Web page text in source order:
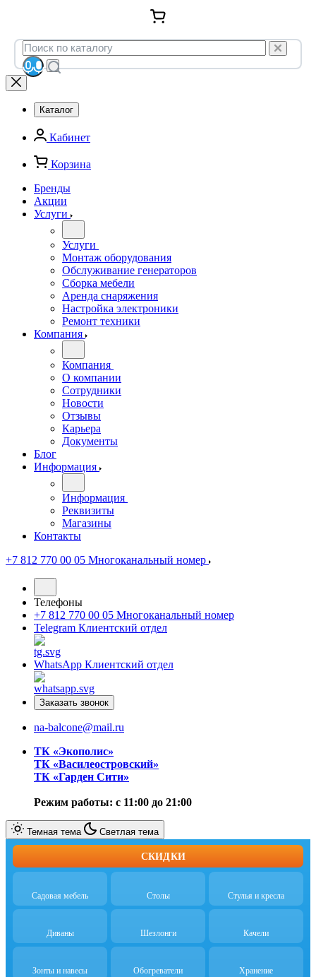
Каталог
Кабинет
Корзина
Бренды
Акции
Услуги
Услуги
Монтаж оборудования
Обслуживание генераторов
Сборка мебели
Аренда снаряжения
Настройка электроники
Ремонт техники
Компания
Компания
О компании
Сотрудники
Новости
Отзывы
Карьера
Документы
Блог
Информация
Информация
Реквизиты
Магазины
Контакты
+7 812 770 00 05 Многоканальный номер
Телефоны
+7 812 770 00 05 Многоканальный номер
Telegram Клиентский отдел
WhatsApp Клиентский отдел
Заказать звонок
na-balcone@mail.ru
ТК «Экополис»
ТК «Василеостровский»
ТК «Гарден Сити»
Режим работы: с 11:00 до 21:00
Темная тема Светлая тема
СКИДКИ
Садовая мебель Столы Стулья и кресла
Диваны Шезлонги Качели
Зонты и навесы Обогреватели Хранение